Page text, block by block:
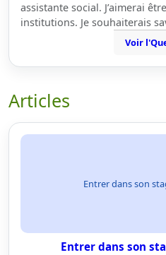
assistante social. J’aimerai
institutions. Je souhaiterais
Voir
Articles
Entrer dans son
Entrer dans son